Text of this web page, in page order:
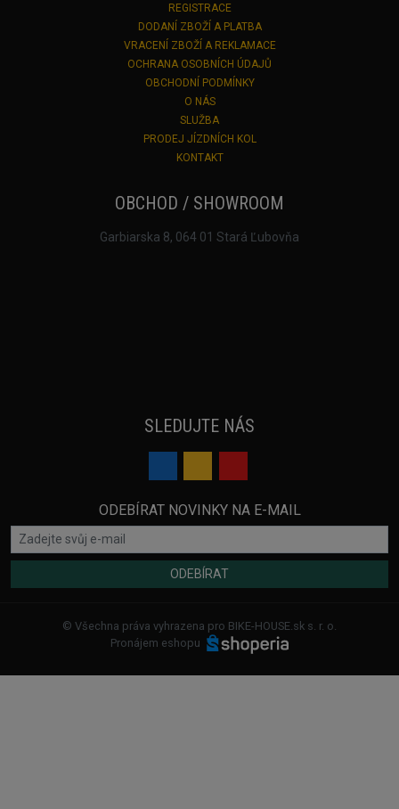
REGISTRACE
DODANÍ ZBOŽÍ A PLATBA
VRACENÍ ZBOŽÍ A REKLAMACE
OCHRANA OSOBNÍCH ÚDAJŮ
OBCHODNÍ PODMÍNKY
O NÁS
SLUŽBA
PRODEJ JÍZDNÍCH KOL
KONTAKT
OBCHOD / SHOWROOM
Garbiarska 8, 064 01 Stará Ľubovňa
SLEDUJTE NÁS
ODEBÍRAT NOVINKY NA E-MAIL
ODEBÍRAT
© Všechna práva vyhrazena pro BIKE-HOUSE.sk s. r. o.
Pronájem eshopu